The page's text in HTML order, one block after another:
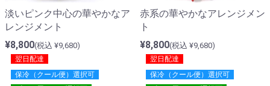
淡いピンク中心の華やかなア
レンジメント
¥8,800(税込 ¥9,680)
翌日配達
保冷（クール便）選択可
赤系の華やかなアレンジメン
ト
¥8,800(税込 ¥9,680)
翌日配達
保冷（クール便）選択可